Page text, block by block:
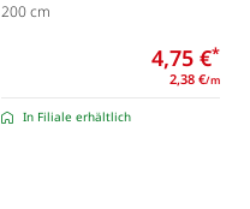
200 cm
4,75 €*
2,38 €/m
In Filiale erhältlich